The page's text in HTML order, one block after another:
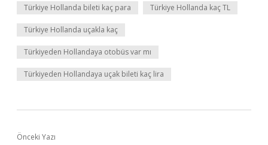
Türkiye Hollanda bileti kaç para Türkiye Hollanda kaç TL
Türkiye Hollanda uçakla kaç
Türkiyeden Hollandaya otobüs var mı
Türkiyeden Hollandaya uçak bileti kaç lira
Önceki Yazı